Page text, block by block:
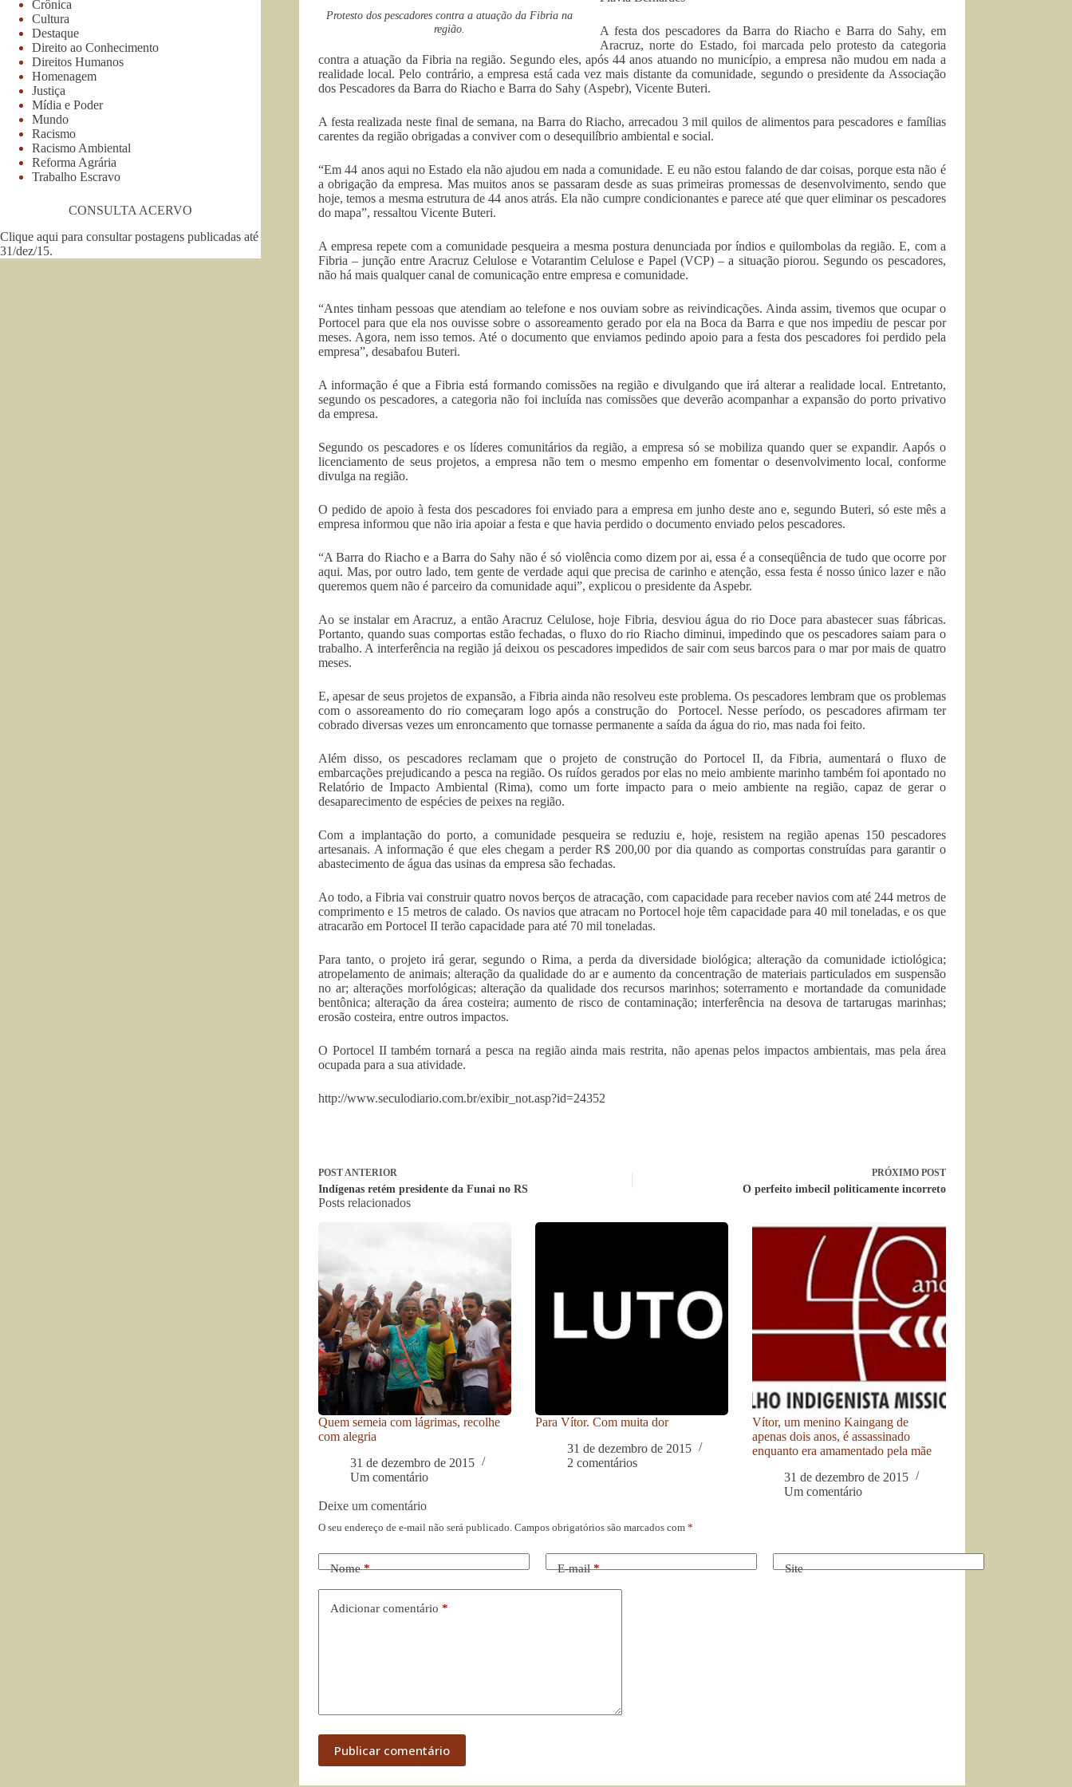
Protesto dos pescadores contra a atuação da Fibria na
região.
A festa dos pescadores da Barra do Riacho e Barra do Sahy, em
Aracruz, norte do Estado, foi marcada pelo protesto da categoria
contra a atuação da Fibria na região. Segundo eles, após 44 anos atuando no município, a empresa não mudou em nada a
realidade local. Pelo contrário, a empresa está cada vez mais distante da comunidade, segundo o presidente da Associação
dos Pescadores da Barra do Riacho e Barra do Sahy (Aspebr), Vicente Buteri.
A festa realizada neste final de semana, na Barra do Riacho, arrecadou 3 mil quilos de alimentos para pescadores e famílias
carentes da região obrigadas a conviver com o desequilíbrio ambiental e social.
“Em 44 anos aqui no Estado ela não ajudou em nada a comunidade. E eu não estou falando de dar coisas, porque esta não é
a obrigação da empresa. Mas muitos anos se passaram desde as suas primeiras promessas de desenvolvimento, sendo que
hoje, temos a mesma estrutura de 44 anos atrás. Ela não cumpre condicionantes e parece até que quer eliminar os pescadores
do mapa”, ressaltou Vicente Buteri.
A empresa repete com a comunidade pesqueira a mesma postura denunciada por índios e quilombolas da região. E, com a
Fibria – junção entre Aracruz Celulose e Votarantim Celulose e Papel (VCP) – a situação piorou. Segundo os pescadores,
não há mais qualquer canal de comunicação entre empresa e comunidade.
“Antes tinham pessoas que atendiam ao telefone e nos ouviam sobre as reivindicações. Ainda assim, tivemos que ocupar o
Portocel para que ela nos ouvisse sobre o assoreamento gerado por ela na Boca da Barra e que nos impediu de pescar por
meses. Agora, nem isso temos. Até o documento que enviamos pedindo apoio para a festa dos pescadores foi perdido pela
empresa”, desabafou Buteri.
A informação é que a Fibria está formando comissões na região e divulgando que irá alterar a realidade local. Entretanto,
segundo os pescadores, a categoria não foi incluída nas comissões que deverão acompanhar a expansão do porto privativo
da empresa.
Segundo os pescadores e os líderes comunitários da região, a empresa só se mobiliza quando quer se expandir. Aapós o
licenciamento de seus projetos, a empresa não tem o mesmo empenho em fomentar o desenvolvimento local, conforme
divulga na região.
O pedido de apoio à festa dos pescadores foi enviado para a empresa em junho deste ano e, segundo Buteri, só este mês a
empresa informou que não iria apoiar a festa e que havia perdido o documento enviado pelos pescadores.
“A Barra do Riacho e a Barra do Sahy não é só violência como dizem por ai, essa é a conseqüência de tudo que ocorre por
aqui. Mas, por outro lado, tem gente de verdade aqui que precisa de carinho e atenção, essa festa é nosso único lazer e não
queremos quem não é parceiro da comunidade aqui”, explicou o presidente da Aspebr.
Ao se instalar em Aracruz, a então Aracruz Celulose, hoje Fibria, desviou água do rio Doce para abastecer suas fábricas.
Portanto, quando suas comportas estão fechadas, o fluxo do rio Riacho diminui, impedindo que os pescadores saiam para o
trabalho. A interferência na região já deixou os pescadores impedidos de sair com seus barcos para o mar por mais de quatro
meses.
E, apesar de seus projetos de expansão, a Fibria ainda não resolveu este problema. Os pescadores lembram que os problemas
com o assoreamento do rio começaram logo após a construção do Portocel. Nesse período, os pescadores afirmam ter
cobrado diversas vezes um enroncamento que tornasse permanente a saída da água do rio, mas nada foi feito.
Além disso, os pescadores reclamam que o projeto de construção do Portocel II, da Fibria, aumentará o fluxo de
embarcações prejudicando a pesca na região. Os ruídos gerados por elas no meio ambiente marinho também foi apontado no
Relatório de Impacto Ambiental (Rima), como um forte impacto para o meio ambiente na região, capaz de gerar o
desaparecimento de espécies de peixes na região.
Com a implantação do porto, a comunidade pesqueira se reduziu e, hoje, resistem na região apenas 150 pescadores
artesanais. A informação é que eles chegam a perder R$ 200,00 por dia quando as comportas construídas para garantir o
abastecimento de água das usinas da empresa são fechadas.
Ao todo, a Fibria vai construir quatro novos berços de atracação, com capacidade para receber navios com até 244 metros de
comprimento e 15 metros de calado. Os navios que atracam no Portocel hoje têm capacidade para 40 mil toneladas, e os que
atracarão em Portocel II terão capacidade para até 70 mil toneladas.
Para tanto, o projeto irá gerar, segundo o Rima, a perda da diversidade biológica; alteração da comunidade ictiológica;
atropelamento de animais; alteração da qualidade do ar e aumento da concentração de materiais particulados em suspensão
no ar; alterações morfológicas; alteração da qualidade dos recursos marinhos; soterramento e mortandade da comunidade
bentônica; alteração da área costeira; aumento de risco de contaminação; interferência na desova de tartarugas marinhas;
erosão costeira, entre outros impactos.
O Portocel II também tornará a pesca na região ainda mais restrita, não apenas pelos impactos ambientais, mas pela área
ocupada para a sua atividade.
http://www.seculodiario.com.br/exibir_not.asp?id=24352
POSTANTERIOR
Indígenas retém presidente da Funai no RS
PRÓXIMO POST
O perfeito imbecil politicamente incorreto
Posts relacionados
Quem semeia com lágrimas, recolhe
com alegria
31 de dezembro de 2015
Um comentário
Para Vítor. Com muita dor
31 de dezembro de 2015
2 comentários
Vítor, um menino Kaingang de
apenas dois anos, é assassinado
enquanto era amamentado pela mãe
31 de dezembro de 2015
Um comentário
Deixe um comentário
O seu endereço de e-mail não será publicado. Campos obrigatórios são marcados com *
Nome* E-mail* Site
Adicionar comentário *
Publicar comentário
Crônica
Cultura
Destaque
Direito ao Conhecimento
Direitos Humanos
Homenagem
Justiça
Mídia e Poder
Mundo
Racismo
Racismo Ambiental
Reforma Agrária
Trabalho Escravo
CONSULTA ACERVO
Clique aqui para consultar postagens publicadas até
31/dez/15.